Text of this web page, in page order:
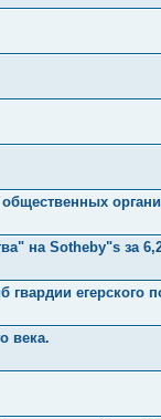
на Sotheby"s за
егерского
века.